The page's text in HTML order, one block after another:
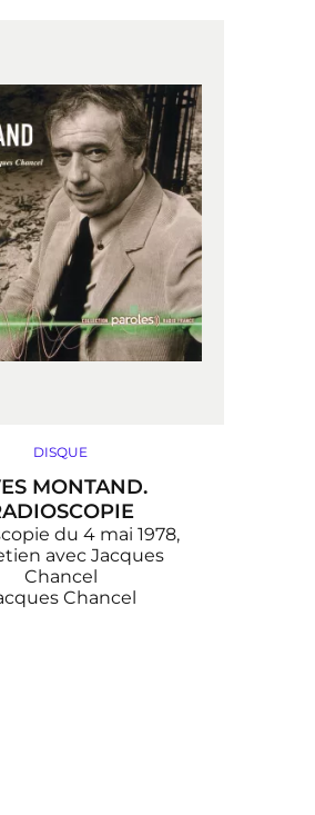
DISQUE
MONTAND.
du 4 mai 1978,
avec Jacques
Chancel
Chancel